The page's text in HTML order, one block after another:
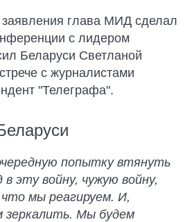
глава МИД сделал
с лидером
Беларуси Светланой
с журналистами
"Телеграфа".
попытку втянуть
в эту войну, чужую войну,
мы реагируем. И,
Мы будем